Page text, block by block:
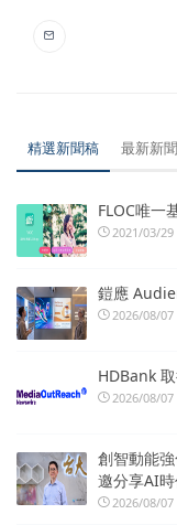
精選新聞稿 最新新
FLOC唯一
2021/03/29
鎧應
2026/08/07
HDBank
2026/08/07
創智動能
邀分享AI
2026/08/07